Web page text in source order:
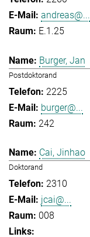
andreas@...
E.1.25
Burger, Jan
Postdoktorand
2225
burger@...
242
Cai, Jinhao
Doktorand
2310
jcai@...
008